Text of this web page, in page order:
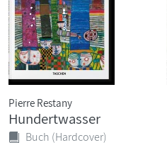
Pierre Restany
Hundertwasser
Buch (Hardcover)